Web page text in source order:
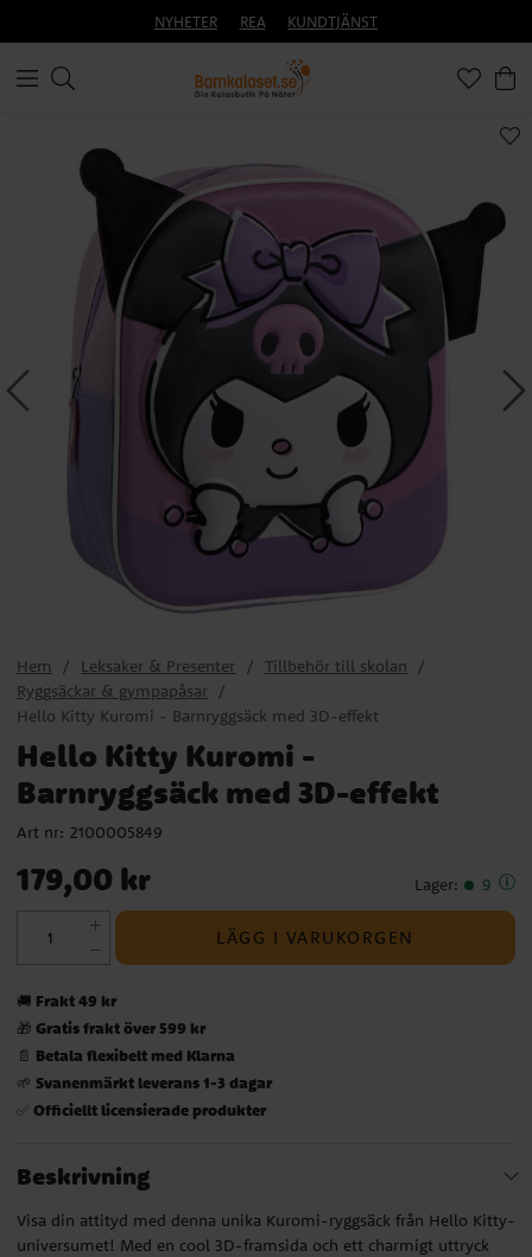
NYHETER REA KUNDTJÄNST
Hem Leksaker & Presenter
Tillbehör till skolan
Ryggsäckar & gympapåsar
Hello Kitty Kuromi - Barnryggsäck med 3D-effekt
Hello Kitty Kuromi -
Barnryggsäck med 3D-effekt
Art nr: 2100005849
Pris:179,00 kr
179,00 kr Lager: 9
LÄGG I VARUKORGEN
🚚 Frakt 49 kr
🎁 Gratis frakt över 599 kr
📄 Betala flexibelt med Klarna
🌱 Svanenmärkt leverans 1-3 dagar
✅ Officiellt licensierade produkter
Beskrivning
Visa din attityd med denna unika Kuromi-ryggsäck från Hello Kitty-
universumet! Med en cool 3D-framsida och ett charmigt uttryck